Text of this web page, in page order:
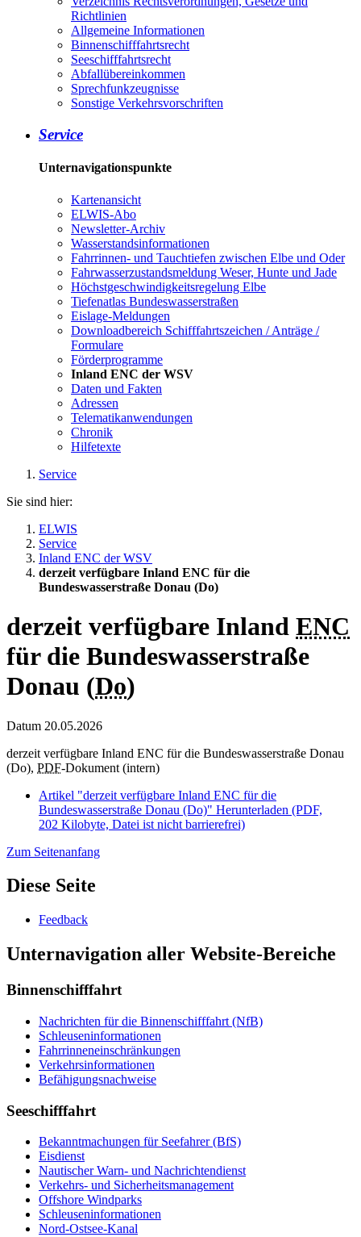
Richtlinien
Allgemeine Informationen
Binnenschifffahrtsrecht
Seeschifffahrtsrecht
Abfallübereinkommen
Sprechfunkzeugnisse
Sonstige Verkehrsvorschriften
Service
Unternavigationspunkte
Kartenansicht
ELWIS-Abo
Newsletter-Archiv
Wasserstandsinformationen
Fahrrinnen- und Tauchtiefen zwischen Elbe und Oder
Fahrwasserzustandsmeldung Weser, Hunte und Jade
Höchstgeschwindigkeitsregelung Elbe
Tiefenatlas Bundeswasserstraßen
Eislage-Meldungen
Downloadbereich Schifffahrtszeichen / Anträge /
Formulare
Förderprogramme
Inland ENC der WSV
Daten und Fakten
Adressen
Telematikanwendungen
Chronik
Hilfetexte
Service
Sie sind hier:
ELWIS
Service
Inland ENC der WSV
derzeit verfügbare Inland ENC für die
Bundeswasserstraße Donau (Do)
derzeit verfügbare Inland ENC
für die Bundeswasserstraße
Donau (Do)
Datum 20.05.2026
derzeit verfügbare Inland ENC für die Bundeswasserstraße Donau
(Do), PDF-Dokument (intern)
Artikel "derzeit verfügbare Inland ENC für die
Bundeswasserstraße Donau (Do)" Herunterladen (PDF,
202 Kilobyte, Datei ist nicht barrierefrei)
Zum Seitenanfang
Diese Seite
Feedback
Unternavigation aller Website-Bereiche
Binnenschifffahrt
Nachrichten für die Binnenschifffahrt (NfB)
Schleuseninformationen
Fahrrinneneinschränkungen
Verkehrsinformationen
Befähigungsnachweise
Seeschifffahrt
Bekanntmachungen für Seefahrer (BfS)
Eisdienst
Nautischer Warn- und Nachrichtendienst
Verkehrs- und Sicherheitsmanagement
Offshore Windparks
Schleuseninformationen
Nord-Ostsee-Kanal